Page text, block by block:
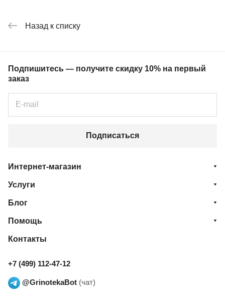
Назад к списку
Подпишитесь — получите скидку 10% на первый
заказ
Подписаться
Интернет-магазин
Услуги
Блог
Помощь
Контакты
+7 (499) 112-47-12
@GrinotekaBot (чат)